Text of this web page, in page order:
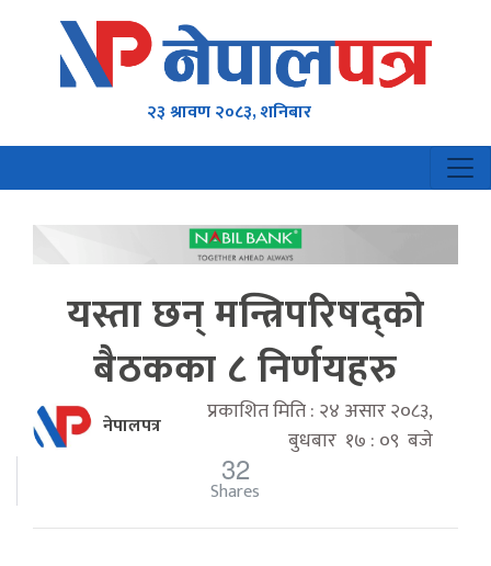
२३ श्रावण २०८३, शनिबार
यस्ता छन् मन्त्रिपरिषद्को
बैठकका ८ निर्णयहरु
नेपालपत्र
प्रकाशित मिति : २४ असार २०८३,
बुधबार १७ : ०९ बजे
32
Shares